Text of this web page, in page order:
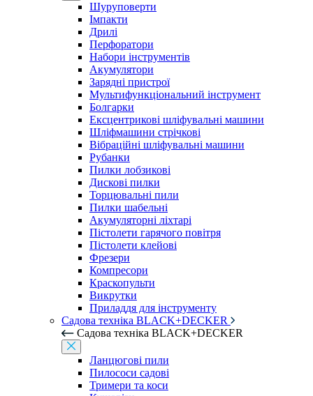
Шуруповерти
Імпакти
Дрилі
Перфоратори
Набори інструментів
Акумулятори
Зарядні пристрої
Мультифункціональний інструмент
Болгарки
Ексцентрикові шліфувальні машини
Шліфмашини стрічкові
Вібраційні шліфувальні машини
Рубанки
Пилки лобзикові
Дискові пилки
Торцювальні пили
Пилки шабельні
Акумуляторні ліхтарі
Пістолети гарячого повітря
Пістолети клейові
Фрезери
Компресори
Краскопульти
Викрутки
Приладдя для інструменту
Садова техніка BLACK+DECKER
Садова техніка BLACK+DECKER
Ланцюгові пили
Пилососи садові
Тримери та коси